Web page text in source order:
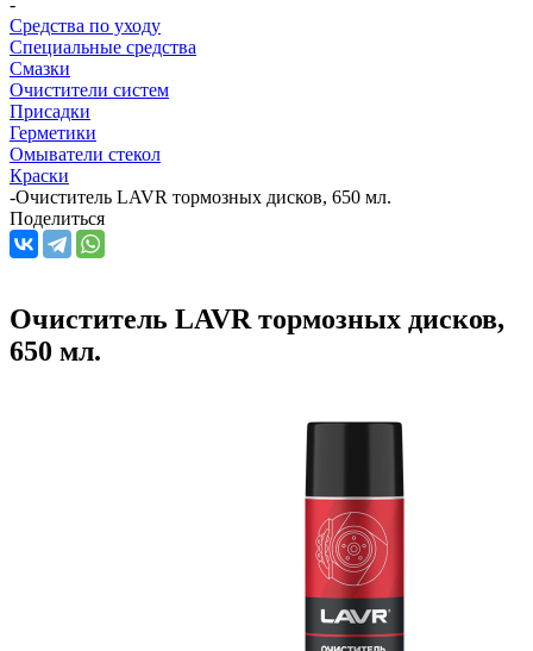
Средства по уходу
Специальные средства
Смазки
Очистители систем
Присадки
Герметики
Омыватели стекол
Краски
-Очиститель LAVR тормозных дисков, 650 мл.
Поделиться
Очиститель LAVR тормозных дисков,
650 мл.